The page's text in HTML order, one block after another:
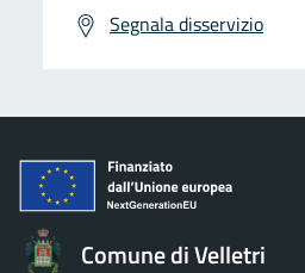
Segnala disservizio
Comune di Velletri